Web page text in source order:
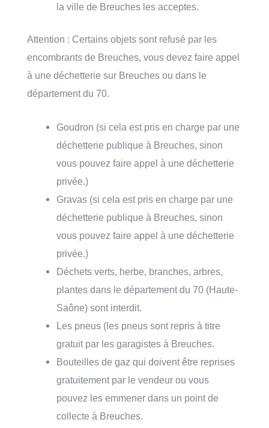
la ville de Breuches les acceptes.
Attention : Certains objets sont refusé par les
encombrants de Breuches, vous devez faire appel
à une déchetterie sur Breuches ou dans le
département du 70.
Goudron (si cela est pris en charge par une
déchetterie publique à Breuches, sinon
vous pouvez faire appel à une déchetterie
privée.)
Gravas (si cela est pris en charge par une
déchetterie publique à Breuches, sinon
vous pouvez faire appel à une déchetterie
privée.)
Déchets verts, herbe, branches, arbres,
plantes dans le département du 70 (Haute-
Saône) sont interdit.
Les pneus (les pneus sont repris à titre
gratuit par les garagistes à Breuches.
Bouteilles de gaz qui doivent être reprises
gratuitement par le vendeur ou vous
pouvez les emmener dans un point de
collecte à Breuches.